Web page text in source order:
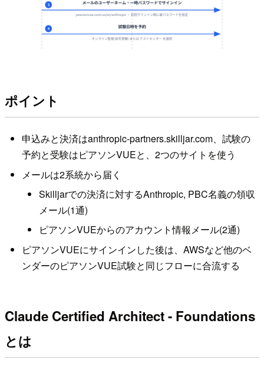
ポイント
申込みと決済はanthropic-partners.skilljar.com、試験の
予約と受験はピアソンVUEと、2つのサイトを使う
メールは2系統から届く
Skilljarでの決済に対するAnthropic, PBC名義の領収
メール(1通)
ピアソンVUEからのアカウント情報メール(2通)
ピアソンVUEにサインインした後は、AWSなど他のベ
ンダーのピアソンVUE試験と同じフローに合流する
Claude Certified Architect - Foundations
とは